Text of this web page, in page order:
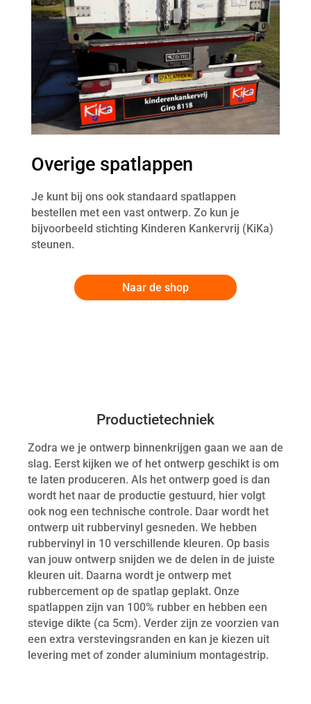
Overige spatlappen
Je kunt bij ons ook standaard spatlappen
bestellen met een vast ontwerp. Zo kun je
bijvoorbeeld stichting Kinderen Kankervrij (KiKa)
steunen.
Naar de shop
Productietechniek
Zodra we je ontwerp binnenkrijgen gaan we aan de
slag. Eerst kijken we of het ontwerp geschikt is om
te laten produceren. Als het ontwerp goed is dan
wordt het naar de productie gestuurd, hier volgt
ook nog een technische controle. Daar wordt het
ontwerp uit rubbervinyl gesneden. We hebben
rubbervinyl in 10 verschillende kleuren. Op basis
van jouw ontwerp snijden we de delen in de juiste
kleuren uit. Daarna wordt je ontwerp met
rubbercement op de spatlap geplakt. Onze
spatlappen zijn van 100% rubber en hebben een
stevige dikte (ca 5cm). Verder zijn ze voorzien van
een extra verstevingsranden en kan je kiezen uit
levering met of zonder aluminium montagestrip.